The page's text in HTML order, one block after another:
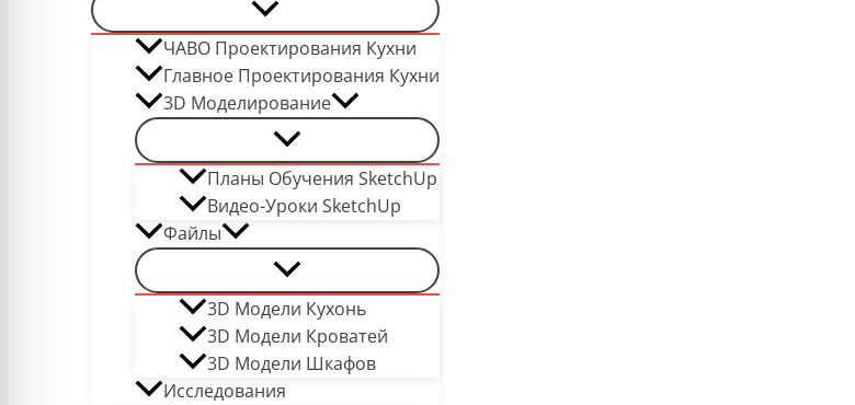
ЧАВО Проектирования Кухни
Главное Проектирования Кухни
3D Моделирование
Планы Обучения SketchUp
Видео-Уроки SketchUp
Файлы
3D Модели Кухонь
3D Модели Кроватей
3D Модели Шкафов
Исследования